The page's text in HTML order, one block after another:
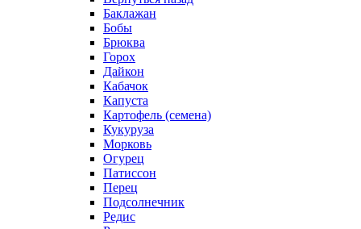
Баклажан
Бобы
Брюква
Горох
Дайкон
Кабачок
Капуста
Картофель (семена)
Кукуруза
Морковь
Огурец
Патиссон
Перец
Подсолнечник
Редис